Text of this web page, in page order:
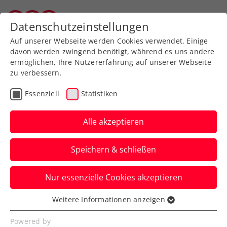
Zurück zur Newsübersicht
ATP
Grabher und Potapova
mit starken Starts in die
French Open
Lediglich Davis-Cup-Held Jurij Rodionov
unterliegt nach erfolgreicher
Vorausscheidung in Runde eins.
Verfasst von: Manuel Wachta, 25.05.2026
Datenschutzeinstellungen
Auf unserer Webseite werden Cookies verwendet. Einige
davon werden zwingend benötigt, während es uns andere
ermöglichen, Ihre Nutzererfahrung auf unserer Webseite
zu verbessern.
Essenziell Statistiken
Alle akzeptieren
Speichern & schließen
Nur essenzielle Cookies akzeptieren
Essenziell
Essenzielle Cookies werden für grundlegende
Weitere Informationen anzeigen
Powered by